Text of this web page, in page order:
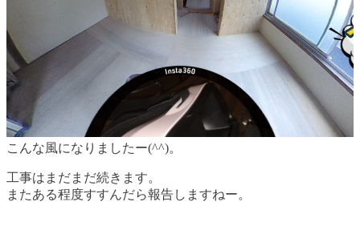
こんな風になりましたー(^^)。
工事はまだまだ続きます。
またある程度すすんだら報告しますねー。